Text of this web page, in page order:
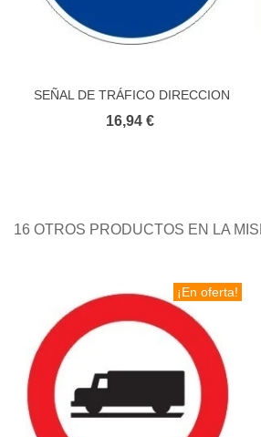
Añadir al carrito
SEÑAL DE TRÁFICO DIRECCION
OBLIGATORIA
16,94 €
16 OTROS PRODUCTOS EN LA
¡En oferta!